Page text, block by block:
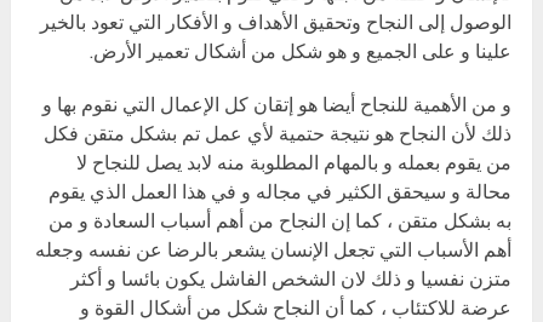
الوصول إلى النجاح وتحقيق الأهداف و الأفكار التي تعود بالخير
علينا و على الجميع و هو شكل من أشكال تعمير الأرض.
و من الأهمية للنجاح أيضا هو إتقان كل الإعمال التي نقوم بها و
ذلك لأن النجاح هو نتيجة حتمية لأي عمل تم بشكل متقن فكل
من يقوم بعمله و بالمهام المطلوبة منه لابد يصل للنجاح لا
محالة و سيحقق الكثير في مجاله و في هذا العمل الذي يقوم
به بشكل متقن ، كما إن النجاح من أهم أسباب السعادة و من
أهم الأسباب التي تجعل الإنسان يشعر بالرضا عن نفسه وجعله
متزن نفسيا و ذلك لان الشخص الفاشل يكون بائسا و أكثر
عرضة للاكتئاب ، كما أن النجاح شكل من أشكال القوة و